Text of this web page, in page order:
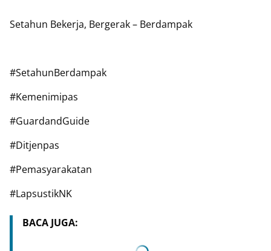
Setahun Bekerja, Bergerak – Berdampak
#SetahunBerdampak
#Kemenimipas
#GuardandGuide
#Ditjenpas
#Pemasyarakatan
#LapsustikNK
BACA JUGA: